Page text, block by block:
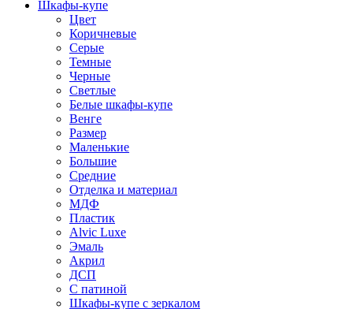
Шкафы-купе
Цвет
Коричневые
Серые
Темные
Черные
Светлые
Белые шкафы-купе
Венге
Размер
Маленькие
Большие
Средние
Отделка и материал
МДФ
Пластик
Alvic Luxe
Эмаль
Акрил
ДСП
С патиной
Шкафы-купе с зеркалом